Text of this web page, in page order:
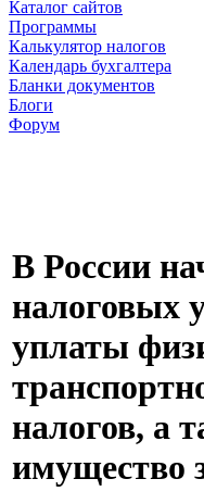
Каталог сайтов
Программы
Калькулятор налогов
Календарь бухгалтера
Бланки документов
Блоги
Форум
В России
налоговых
уплаты
налогов, а
имущество